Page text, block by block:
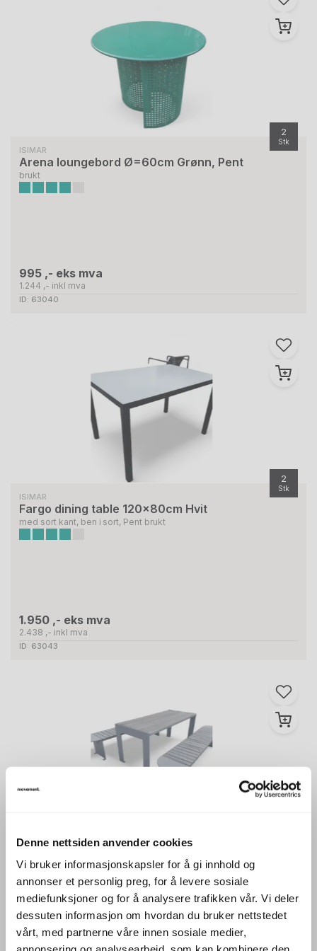
Denne nettsiden anvender cookies
Vi bruker informasjonskapsler for å gi innhold og
annonser et personlig preg, for å levere sosiale
mediefunksjoner og for å analysere trafikken vår. Vi deler
dessuten informasjon om hvordan du bruker nettstedet
vårt, med partnerne våre innen sosiale medier,
2
Stk
ISIMAR
Arena loungebord Ø=60cm Grønn, Pent
brukt
995 ,- eks mva
1.244 ,- inkl mva
ID: 63040
2
Stk
ISIMAR
Fargo dining table 120x80cm Hvit
med sort kant, ben i sort, Pent brukt
1.950 ,- eks mva
2.438 ,- inkl mva
ID: 63043
VESTRE
Vroom utebord med 2 benker Grått
treverk, grålakkert metall, Brukt